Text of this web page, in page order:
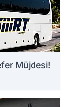
Müjdesi!